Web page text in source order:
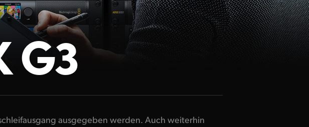
G3
ausgegeben werden. Auch weiterhin